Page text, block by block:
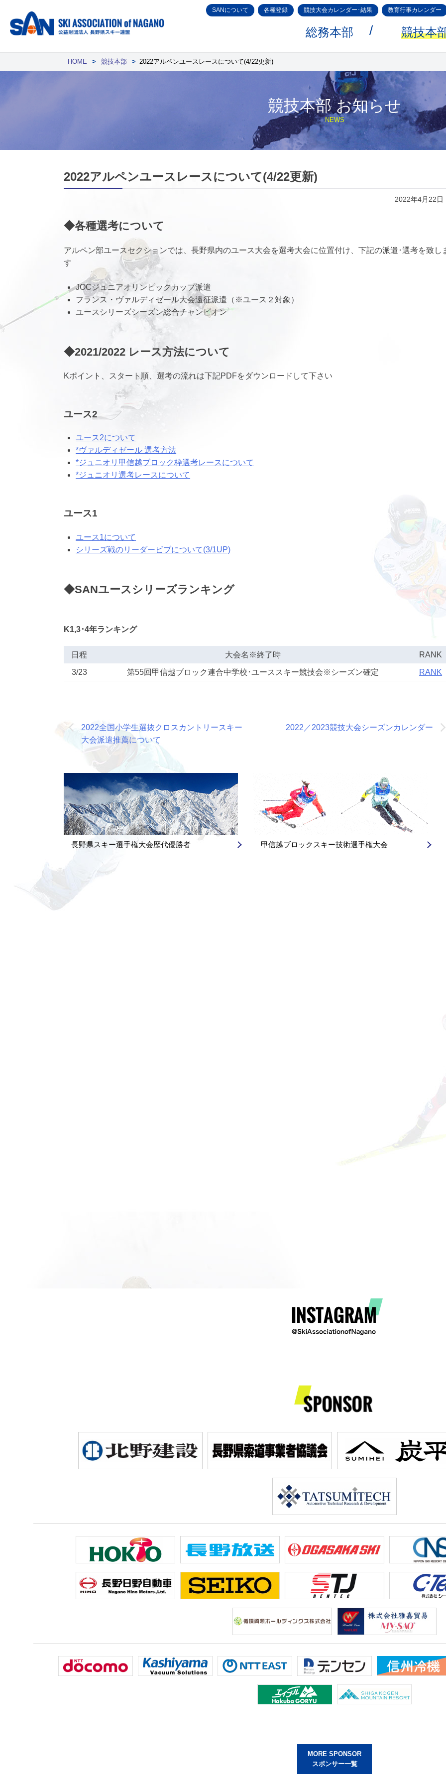
content
SANについて 各種登録 競技大会カレンダー･結果 教育行事カレンダー
総務本部 競技本
HOME > 競技本部 > 2022アルペンユースレースについて(4/22更新)
競技本部 お知らせ
NEWS
2022アルペンユースレースについて(4/22更新)
2022年4月22日
◆各種選考について
アルペン部ユースセクションでは、長野県内のユース大会を選考大会に位置付け、下記の派遣･選考を致し
す
JOCジュニアオリンピックカップ派遣
フランス・ヴァルディゼール大会遠征派遣（※ユース２対象）
ユースシリーズシーズン総合チャンピオン
◆2021/2022 レース方法について
Kポイント、スタート順、選考の流れは下記PDFをダウンロードして下さい
ユース2
ユース2について
*ヴァルディゼール 選考方法
*ジュニオリ甲信越ブロック枠選考レースについて
*ジュニオリ選考レースについて
ユース1
ユース1について
シリーズ戦のリーダービブについて(3/1UP)
◆SANユースシリーズランキング
K1,3･4年ランキング
日程 大会名※終了時 RANK
3/23 第55回甲信越ブロック連合中学校･ユーススキー競技会※シーズン確定 RANK
稿
ゲ
ー
シ
ョ
2022全国小学生選抜クロスカントリースキー
大会派遣推薦について
2022／2023競技大会シーズンカレンダー
長野県スキー選手権大会歴代優勝者 甲信越ブロックスキー技術選手権大会
MORE SPONSOR
スポンサー一覧